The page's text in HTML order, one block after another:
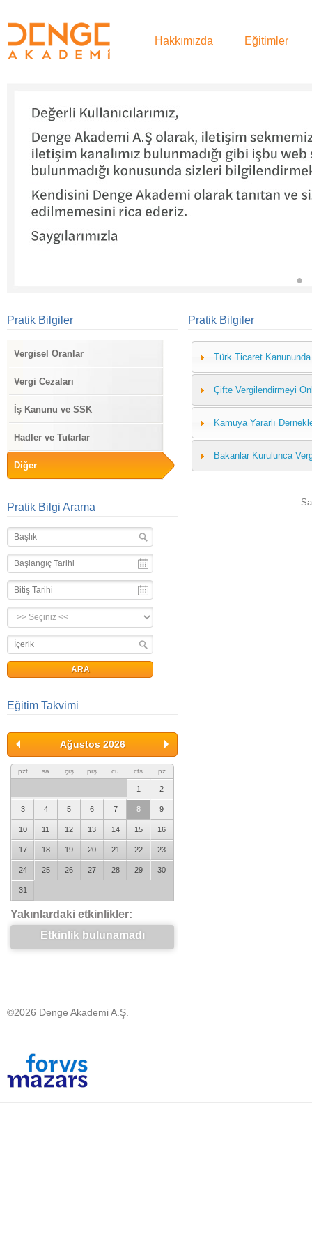
Hakkımızda Eğitimler
Pratik Bilgiler
Vergisel Oranlar
Vergi Cezaları
İş Kanunu ve SSK
Hadler ve Tutarlar
Diğer
Pratik Bilgi Arama
Eğitim Takvimi
Ağustos 2026
pzt sa çrş prş cu cts pz
1 2
3 4 5 6 7 8 9
10 11 12 13 14 15 16
17 18 19 20 21 22 23
24 25 26 27 28 29 30
31
Yakınlardaki etkinlikler:
Etkinlik bulunamadı
Pratik Bilgiler
Türk Ticaret
Çifte Vergilendirmeyi
Kamuya Yararlı
Bakanlar Kurulunca
©2026 Denge Akademi A.Ş.